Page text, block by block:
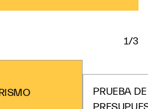
1/3
PRUEBA